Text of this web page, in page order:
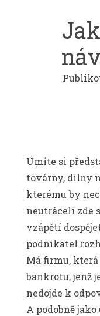
Umíte si
továrny, dílny
kterému by
neutráceli zde
vzápětí
podnikatel
Má firmu,
bankrotu, jenž
nedojde k
A podobně